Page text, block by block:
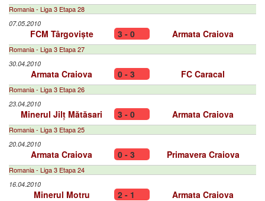
Romania - Liga 3 Etapa 28
07.05.2010
FCM Târgoviște 3 - 0 Armata Craiova
Romania - Liga 3 Etapa 27
30.04.2010
Armata Craiova 0 - 3 FC Caracal
Romania - Liga 3 Etapa 26
23.04.2010
Minerul Jilț Mătăsari 3 - 0 Armata Craiova
Romania - Liga 3 Etapa 25
20.04.2010
Armata Craiova 0 - 3 Primavera Craiova
Romania - Liga 3 Etapa 24
16.04.2010
Minerul Motru 2 - 1 Armata Craiova